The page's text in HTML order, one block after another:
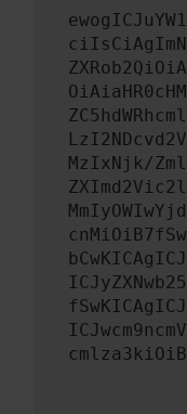
MzIxNjk/